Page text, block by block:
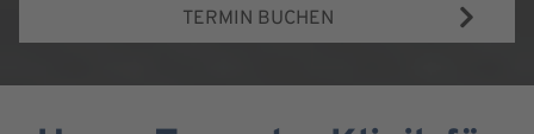
TERMIN BUCHEN